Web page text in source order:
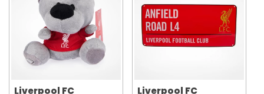
Liverpool FC
Liverpool FC